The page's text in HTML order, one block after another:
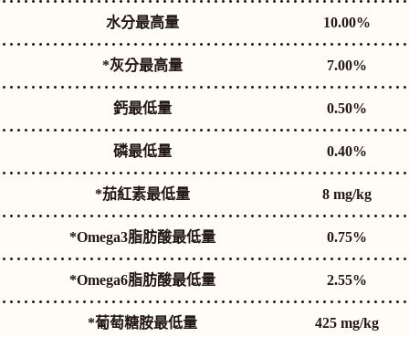
水分最高量 10.00%
*灰分最高量 7.00%
鈣最低量 0.50%
磷最低量 0.40%
*茄紅素最低量 8 mg/kg
*Omega3脂肪酸最低量 0.75%
*Omega6脂肪酸最低量 2.55%
*葡萄糖胺最低量 425 mg/kg